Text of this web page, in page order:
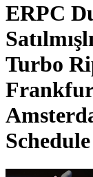
ERPC
Turbo
Schedule